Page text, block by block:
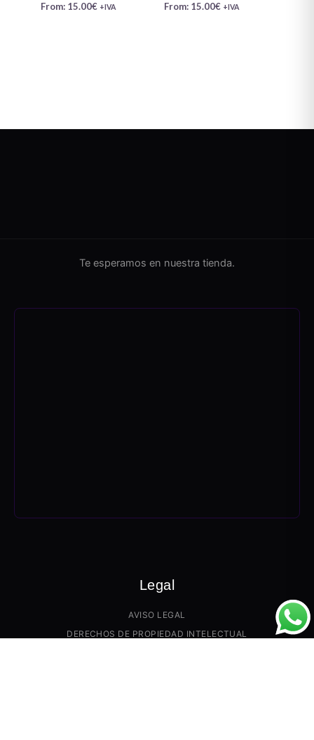
From: 15.00€ +IVA From: 15.00€ +IVA
Te esperamos en nuestra tienda.
Legal
AVISO LEGAL
DERECHOS DE PROPIEDAD INTELECTUAL